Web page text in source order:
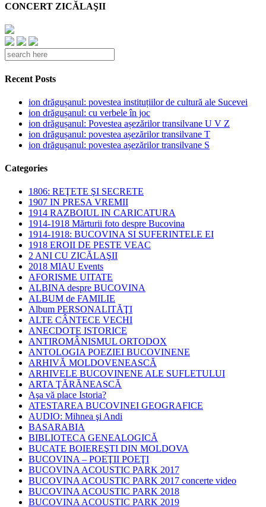
CONCERT ZICĂLAŞII
Recent Posts
ion drăgușanul: povestea instituțiilor de cultură ale Sucevei
ion drăgușanul: cu verbele în joc
ion drăgușanul: Povestea așezărilor transilvane U V Z
ion drăgușanul: povestea așezărilor transilvane T
ion drăgușanul: povestea așezărilor transilvane S
Categories
1806: REŢETE ŞI SECRETE
1907 IN PRESA VREMII
1914 RAZBOIUL IN CARICATURA
1914-1918 Mărturii foto despre Bucovina
1914-1918: BUCOVINA SI SUFERINTELE EI
1918 EROII DE PESTE VEAC
2 ANI CU ZICĂLAŞII
2018 MIAU Events
AFORISME UITATE
ALBINA despre BUCOVINA
ALBUM de FAMILIE
Album PERSONALITĂŢI
ALTE CÂNTECE VECHI
ANECDOTE ISTORICE
ANTIROMÂNISMUL ORTODOX
ANTOLOGIA POEZIEI BUCOVINENE
ARHIVĂ MOLDOVENEASCĂ
ARHIVELE BUCOVINENE ALE SUFLETULUI
ARTA ŢĂRĂNEASCĂ
Aşa vă place Istoria?
ATESTAREA BUCOVINEI GEOGRAFICE
AUDIO: Mihnea şi Andi
BASARABIA
BIBLIOTECA GENEALOGICĂ
BUCATE BOIEREŞTI DIN MOLDOVA
BUCOVINA – POEŢII POEŢI
BUCOVINA ACOUSTIC PARK 2017
BUCOVINA ACOUSTIC PARK 2017 concerte video
BUCOVINA ACOUSTIC PARK 2018
BUCOVINA ACOUSTIC PARK 2019